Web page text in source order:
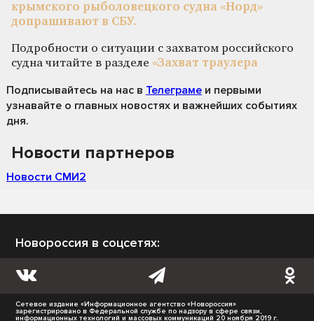
крымского рыболовецкого судна «Норд»
допрашивают в СБУ.
Подробности о ситуации с захватом российского
судна читайте в разделе «Захват траулера
Подписывайтесь на нас в Телеграме и первыми
узнавайте о главных новостях и важнейших событиях
дня.
Новости партнеров
Новости СМИ2
Новороссия в соцсетях:
Сетевое издание «Информационное агентство «Новороссия»
зарегистрировано в Федеральной службе по надзору в сфере связи,
информационных технологий и массовых коммуникаций 20 ноября 2019 г.